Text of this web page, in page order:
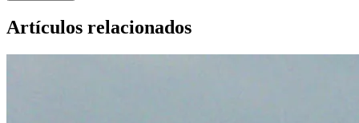
Artículos relacionados